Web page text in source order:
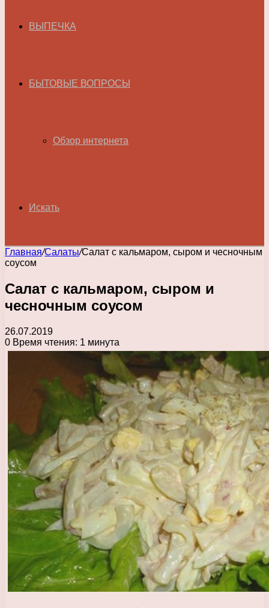
ВЫПЕЧКА
БЫТОВЫЕ ВОПРОСЫ
Обзор интернета
Искать
Главная/Салаты/Салат с кальмаром, сыром и чесночным
соусом
Салат с кальмаром, сыром и
чесночным соусом
26.07.2019
0 Время чтения: 1 минута